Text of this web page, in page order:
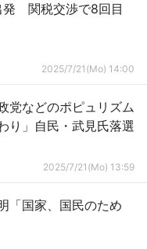
発 関税交渉で8回目
2025/7/21(Mo) 14:00
党などのポピュリズム
り」自民・武見氏落選
2025/7/21(Mo) 13:59
「国家、国民のため